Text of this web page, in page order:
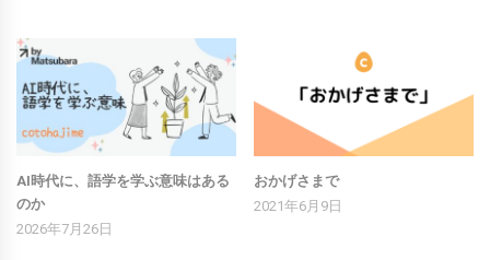
AI時代に、語学を学ぶ意味はある
のか
2026年7月26日
おかげさまで
2021年6月9日